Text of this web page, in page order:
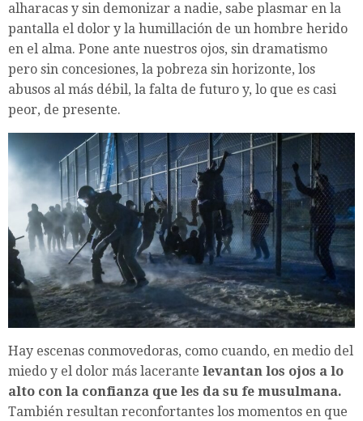
alharacas y sin demonizar a nadie, sabe plasmar en la
pantalla el dolor y la humillación de un hombre herido
en el alma. Pone ante nuestros ojos, sin dramatismo
pero sin concesiones, la pobreza sin horizonte, los
abusos al más débil, la falta de futuro y, lo que es casi
peor, de presente.
Hay escenas conmovedoras, como cuando, en medio del
miedo y el dolor más lacerante levantan los ojos a lo
alto con la confianza que les da su fe musulmana.
También resultan reconfortantes los momentos en que